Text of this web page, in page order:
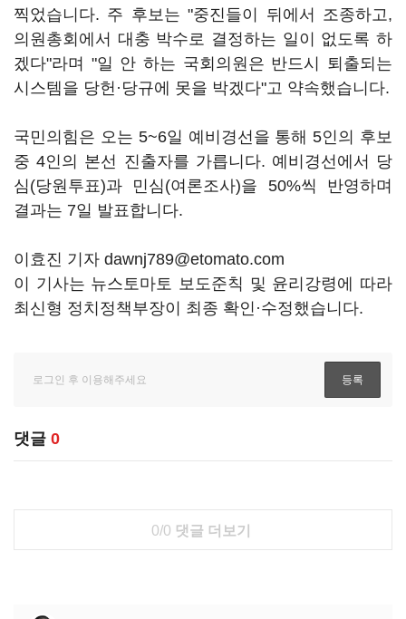
찍었습니다. 주 후보는 "중진들이 뒤에서 조종하고,
의원총회에서 대충 박수로 결정하는 일이 없도록 하
겠다"라며 "일 안 하는 국회의원은 반드시 퇴출되는
시스템을 당헌·당규에 못을 박겠다"고 약속했습니다.
국민의힘은 오는 5~6일 예비경선을 통해 5인의 후보
중 4인의 본선 진출자를 가릅니다. 예비경선에서 당
심(당원투표)과 민심(여론조사)을 50%씩 반영하며
결과는 7일 발표합니다.
이효진 기자 dawnj789@etomato.com
이 기사는 뉴스토마토 보도준칙 및 윤리강령에 따라
최신형 정치정책부장이 최종 확인·수정했습니다.
댓글 0
0/0 댓글 더보기